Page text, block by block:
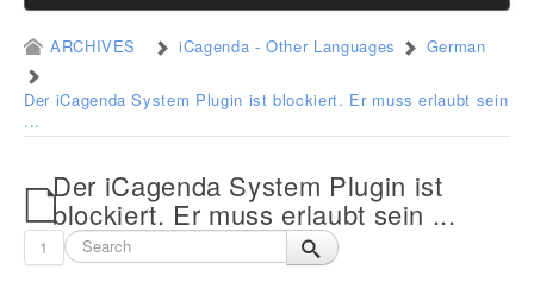
ARCHIVES iCagenda - Other Languages German
Der iCagenda System Plugin ist blockiert. Er muss erlaubt sein
...
Der iCagenda System Plugin ist
blockiert. Er muss erlaubt sein ...
1